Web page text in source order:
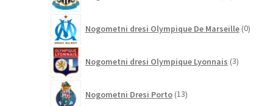
Nogometni dresi Olympique De Marseille 0
Nogometni dresi Olympique Lyonnais 3izdelki
Nogometni Dresi Porto 13izdelkov